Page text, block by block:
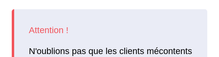
N'oublions pas que les clients mécontents